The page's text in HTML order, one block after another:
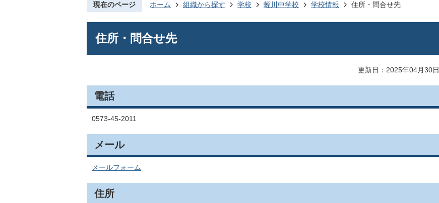
現在のページ ホーム 組織から探す 学校 蛭川中学校 学校情報 住所・問合せ先
住所・問合せ先
更新日：2025年04月30日
電話
0573-45-2011
メール
メールフォーム
住所